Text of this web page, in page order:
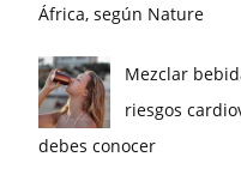
África, según Nature
Mezclar
riesgos
debes conocer